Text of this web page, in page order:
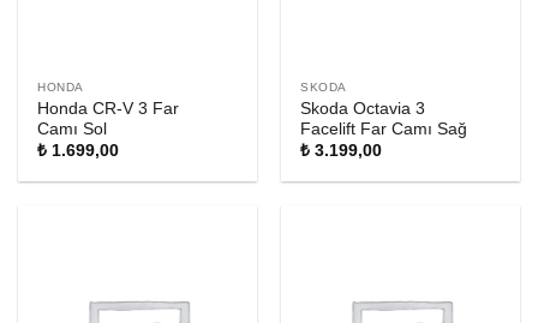
HONDA
Honda CR-V 3 Far
Camı Sol
₺ 1.699,00
SKODA
Skoda Octavia 3
Facelift Far Camı Sağ
₺ 3.199,00